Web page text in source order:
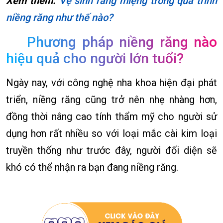
niềng răng như thế nào?
Phương pháp niềng răng nào
hiệu quả cho người lớn tuổi?
Ngày nay, với công nghệ nha khoa hiện đại phát
triển, niềng răng cũng trở nên nhẹ nhàng hơn,
đồng thời nâng cao tính thẩm mỹ cho người sử
dụng hơn rất nhiều so với loại mắc cài kim loại
truyền thống như trước đây, người đối diện sẽ
khó có thể nhận ra bạn đang niềng răng.